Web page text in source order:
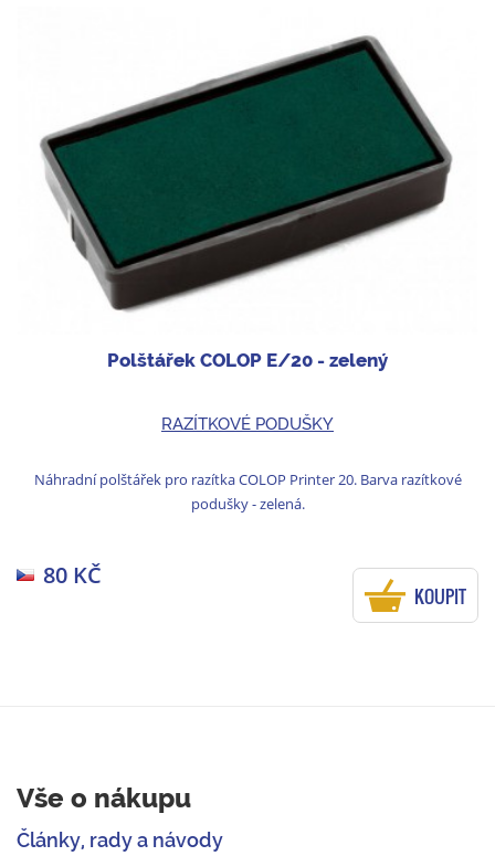
Polštářek COLOP E/20 - zelený
RAZÍTKOVÉ PODUŠKY
Náhradní polštářek pro razítka COLOP Printer 20. Barva razítkové
podušky - zelená.
80 KČ
KOUPIT
Vše o nákupu
Články, rady a návody